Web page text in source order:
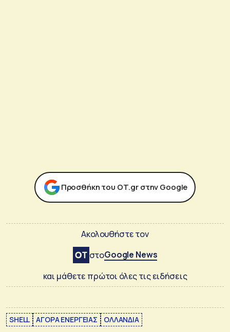
Προσθήκη του ΟΤ.gr στην Google
Ακολουθήστε τον
στοGoogle News
και μάθετε πρώτοι όλες τις ειδήσεις
SHELL ΑΓΟΡΑ ΕΝΕΡΓΕΙΑΣ ΟΛΛΑΝΔΙΑ